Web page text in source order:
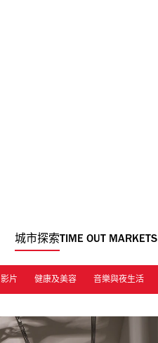
城市探索TIME OUT MARKETS
影片 健康及美容 音樂與夜生活